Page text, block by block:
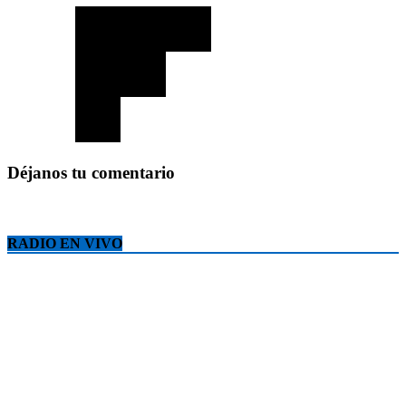
Déjanos tu comentario
RADIO EN VIVO